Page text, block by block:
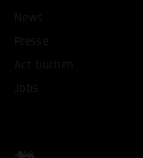
News
Presse
Act buchen
Jobs